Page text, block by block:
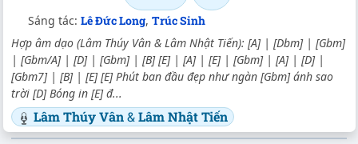
Sáng tác: Lê Đức Long, Trúc Sinh
Hợp âm dạo (Lâm Thúy Vân & Lâm Nhật Tiến): [A] | [Dbm] | [Gbm]
| [Gbm/A] | [D] | [Gbm] | [B] [E] | [A] | [E] | [Gbm] | [A] | [D] |
[Gbm7] | [B] | [E] [E] Phút ban đầu đẹp như ngàn [Gbm] ánh sao
trời [D] Bóng in [E] đ...
Lâm Thúy Vân&Lâm Nhật Tiến